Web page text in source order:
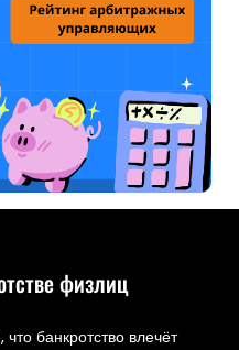
физлиц
банкротство влечёт